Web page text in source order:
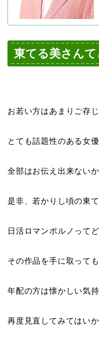
東てる美さんて
お若い方はあまりご存
とても話題性のある女
全部はお伝え出来ない
是非、若かりし頃の東
日活ロマンポルノって
その作品を手に取って
年配の方は懐かしい気
再度見直してみてはい